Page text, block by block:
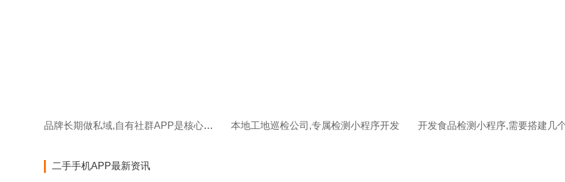
品牌长期做私域,自有社群APP是核心流量载体 本地工地巡检公司,专属检测小程序开发
二手手机APP最新资讯